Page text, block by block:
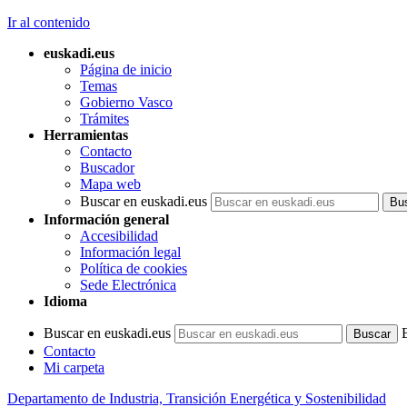
Ir al contenido
euskadi.eus
Página de inicio
Temas
Gobierno Vasco
Trámites
Herramientas
Contacto
Buscador
Mapa web
Buscar en euskadi.eus
Información general
Accesibilidad
Información legal
Política de cookies
Sede Electrónica
Idioma
Buscar en euskadi.eus
Contacto
Mi carpeta
Departamento de Industria, Transición Energética y Sostenibilidad